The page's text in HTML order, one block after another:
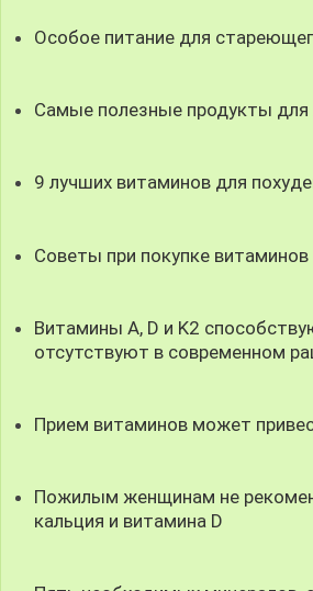
Особое питание для
Самые полезные продукты
9 лучших витаминов для
Советы при покупке
Витамины A, D и K2
отсутствуют в современном
Прием витаминов может
Пожилым женщинам не
кальция и витамина D